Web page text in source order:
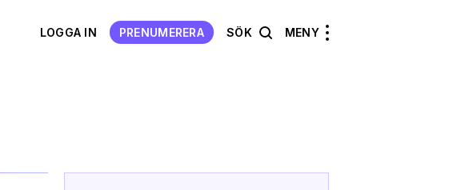
LOGGA IN PRENUMERERA SÖK MENY